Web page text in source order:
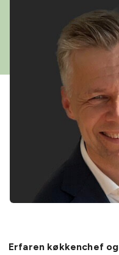
Erfaren køkkenchef